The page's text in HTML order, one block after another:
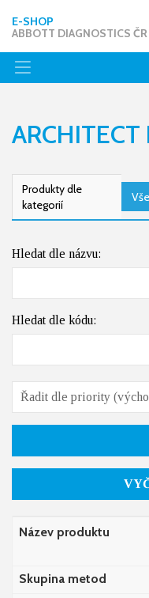
E-SHOP
ABBOTT DIAGNOSTICS ČR
Produkty dle
kategorií
Hledat dle názvu:
Hledat dle kódu:
Název produktu
Skupina metod